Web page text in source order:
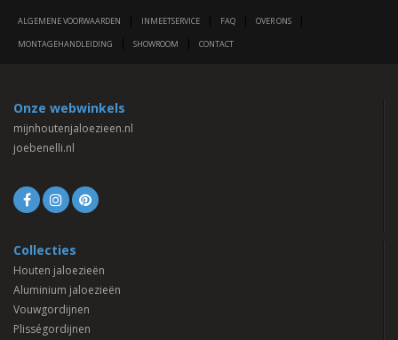
ALGEMENE VOORWAARDEN INMEETSERVICE FAQ OVER ONS
MONTAGEHANDLEIDING SHOWROOM CONTACT
Onze webwinkels
mijnhoutenjaloezieen.nl
joebenelli.nl
Collecties
Houten jaloezieën
Aluminium jaloezieën
Vouwgordijnen
Plisségordijnen